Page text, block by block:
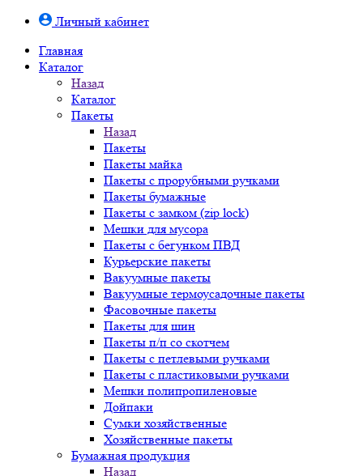
Личный кабинет
Главная
Каталог
Назад
Каталог
Пакеты
Назад
Пакеты
Пакеты майка
Пакеты с прорубными ручками
Пакеты бумажные
Пакеты с замком (zip lock)
Мешки для мусора
Пакеты с бегунком ПВД
Курьерские пакеты
Вакуумные пакеты
Вакуумные термоусадочные пакеты
Фасовочные пакеты
Пакеты для шин
Пакеты п/п со скотчем
Пакеты с петлевыми ручками
Пакеты с пластиковыми ручками
Мешки полипропиленовые
Дойпаки
Сумки хозяйственные
Хозяйственные пакеты
Бумажная продукция
Назад